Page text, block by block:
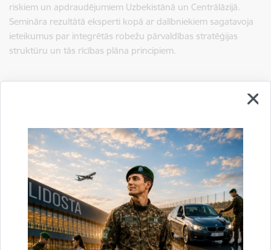
riskiem un apdraudējumiem Uzbekistānā un Centrālāzijā.
Semināra rezultātā eksperti kopā ar dalībniekiem sagatavoja
ieteikumus par integrētās robežu pārvaldības stratēģijas
struktūru un tās rīcības plāna principiem.
VRS GP SSP Starptautiskās sadarbības un protokola nodaļa
tālr. 67913535
e-pasts: Anzelika.Alika@rs.gov.lv